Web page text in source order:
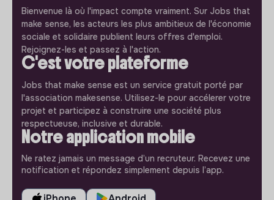
Bienvenue là où l'impact compte vraiment. Sur Jobs that
make sense, les acteurs les plus ambitieux de l'économie
sociale et solidaire publient leurs offres d'emploi.
Rejoignez-les et passez à l'action.
C'est votre plateforme
Jobs that make sense est un service gratuit porté par
l'association makesense. Utilisez-le pour accélerer votre
projet et participez à construire une société plus
respectueuse, inclusive et durable.
Notre application mobile
Ne ratez jamais un message d’un recruteur. Recevez une
notification et répondez simplement depuis l’app.